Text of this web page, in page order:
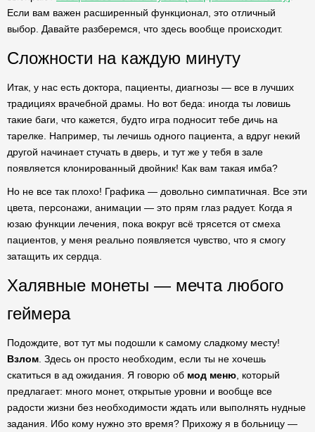
Если вам важен расширенный функционал, это отличный
выбор. Давайте разберемся, что здесь вообще происходит.
Сложности на каждую минуту
Итак, у нас есть доктора, пациенты, диагнозы — все в лучших
традициях врачебной драмы. Но вот беда: иногда ты ловишь
такие баги, что кажется, будто игра подносит тебе дичь на
тарелке. Например, ты лечишь одного пациента, а вдруг некий
другой начинает стучать в дверь, и тут же у тебя в зале
появляется клонированный двойник! Как вам такая имба?
Но не все так плохо! Графика — довольно симпатичная. Все эти
цвета, персонажи, анимации — это прям глаз радует. Когда я
юзаю функции лечения, пока вокруг всё трясется от смеха
пациентов, у меня реально появляется чувство, что я смогу
затащить их сердца.
Халявные монеты — мечта любого
геймера
Подождите, вот тут мы подошли к самому сладкому месту!
Взлом . Здесь он просто необходим, если ты не хочешь
скатиться в ад ожидания. Я говорю об мод меню , который
предлагает: много монет, открытые уровни и вообще все
радости жизни без необходимости ждать или выполнять нудные
задания. Ибо кому нужно это время? Прихожу я в больницу —